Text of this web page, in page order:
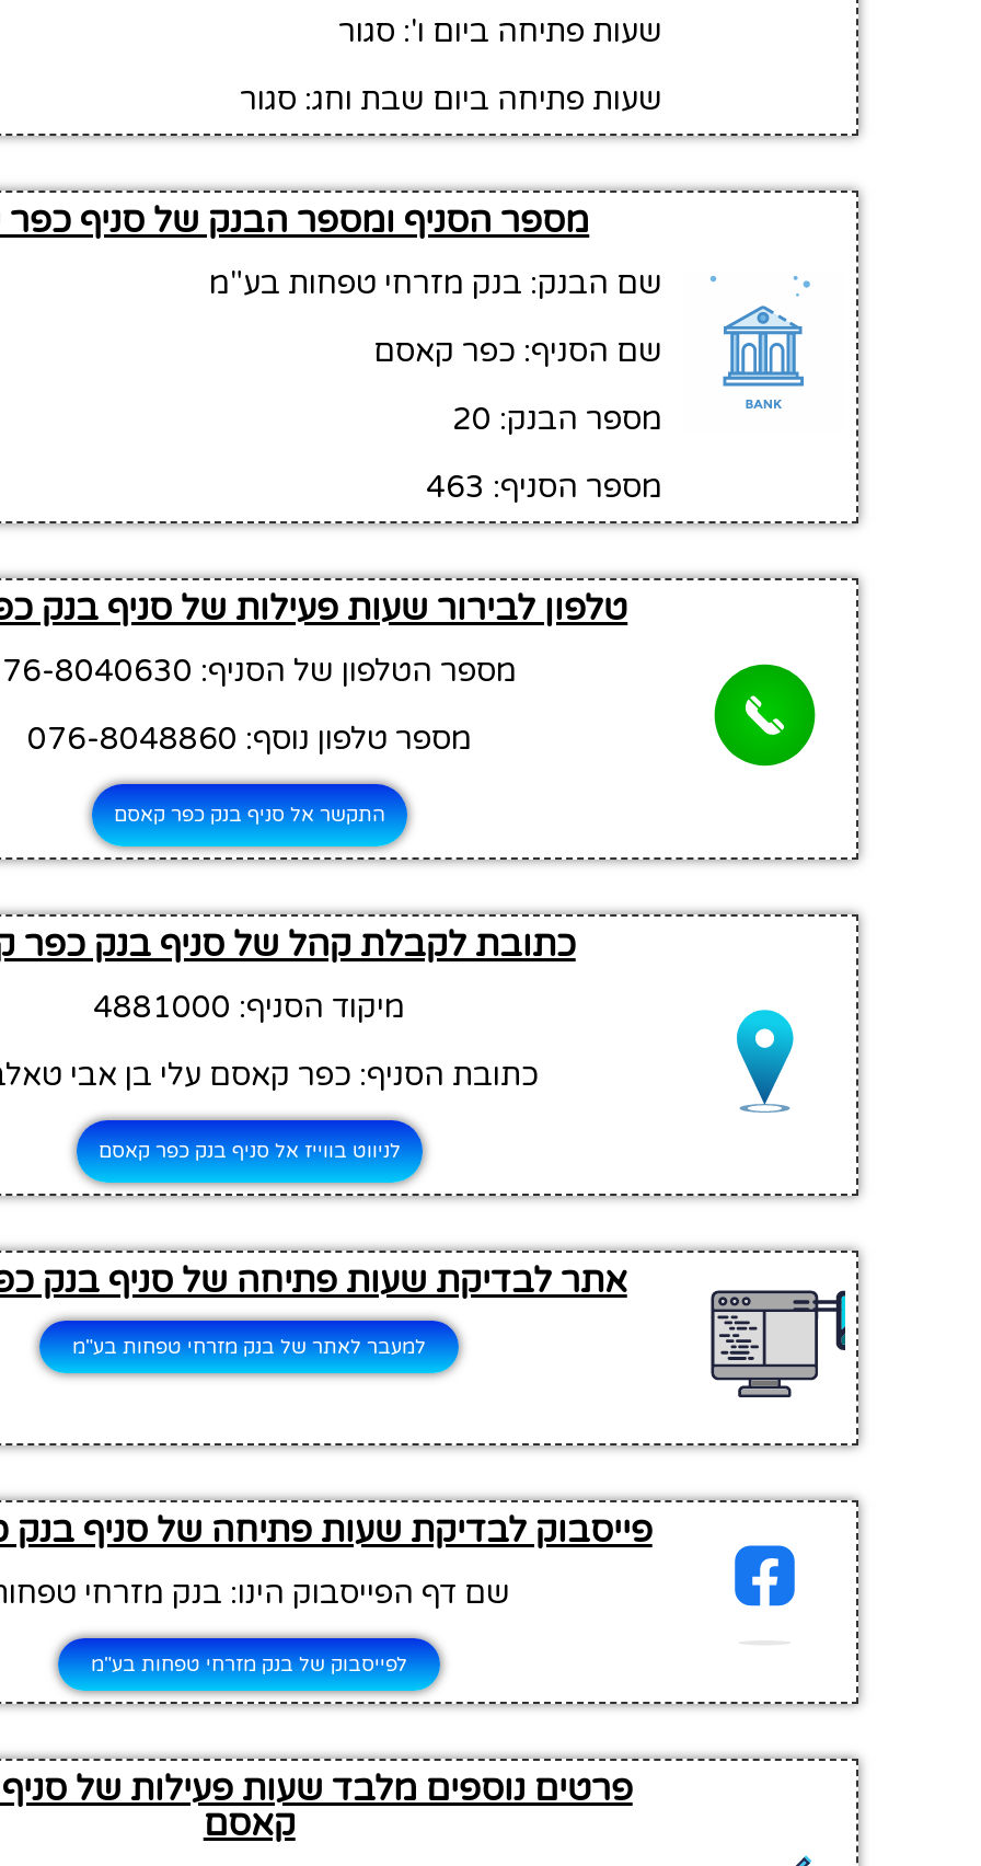
שעות פתיחה ביום ו': סגור
שעות פתיחה ביום שבת וחג: סגור
מספר הסניף ומספר הבנק של סניף
שם הבנק: בנק מזרחי טפחות בע"מ
שם הסניף: כפר קאסם
מספר הבנק: 20
מספר הסניף: 463
טלפון לבירור שעות פעילות של סניף בנק
מספר הטלפון של הסניף: 076-8040630
מספר טלפון נוסף: 076-8048860
התקשר אל סניף בנק כפר קאסם
כתובת לקבלת קהל של סניף בנק כפר
מיקוד הסניף: 4881000
כתובת הסניף: כפר קאסם עלי בן אבי
לניווט בווייז אל סניף בנק כפר קאסם
אתר לבדיקת שעות פתיחה של סניף בנק
למעבר לאתר של בנק מזרחי טפחות בע"מ
פייסבוק לבדיקת שעות פתיחה של סניף
שם דף הפייסבוק הינו: בנק מזרחי
לפייסבוק של בנק מזרחי טפחות בע"מ
פרטים נוספים מלבד שעות פעילות של
קאסם